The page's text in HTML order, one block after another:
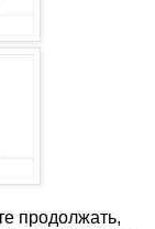
продолжать,